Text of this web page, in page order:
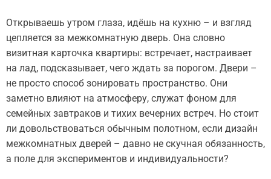
Открываешь утром глаза, идёшь на кухню – и взгляд
цепляется за межкомнатную дверь. Она словно
визитная карточка квартиры: встречает, настраивает
на лад, подсказывает, чего ждать за порогом. Двери –
не просто способ зонировать пространство. Они
заметно влияют на атмосферу, служат фоном для
семейных завтраков и тихих вечерних встреч. Но стоит
ли довольствоваться обычным полотном, если дизайн
межкомнатных дверей – давно не скучная обязанность,
а поле для экспериментов и индивидуальности?